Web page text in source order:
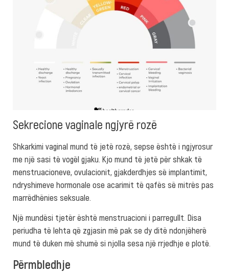
Sekrecione vaginale ngjyrë rozë
Shkarkimi vaginal mund të jetë rozë, sepse është i ngjyrosur
me një sasi të vogël gjaku. Kjo mund të jetë për shkak të
menstruacioneve, ovulacionit, gjakderdhjes së implantimit,
ndryshimeve hormonale ose acarimit të qafës së mitrës pas
marrëdhënies seksuale.
Një mundësi tjetër është menstruacioni i parregullt. Disa
periudha të lehta që zgjasin më pak se dy ditë ndonjëherë
mund të duken më shumë si njolla sesa një rrjedhje e plotë.
Përmbledhje